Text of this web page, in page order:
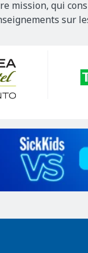
mission, qui
sur